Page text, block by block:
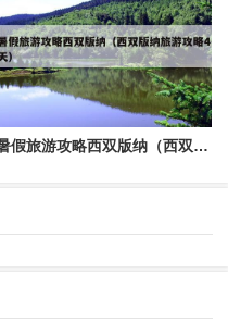
暑假旅游攻略西双版纳（西双版纳旅游攻略4天）